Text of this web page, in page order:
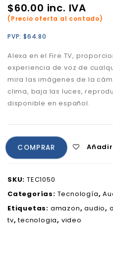
$60.00 inc. IVA
(Precio oferta al contado)
PVP: $64.80
Alexa en el Fire TV,
experiencia de voz de
mira las imágenes de la
clima, baja las luces,
disponible en español.
COMPRAR Añadir
SKU: TEC1050
Categorías: Tecnología,
Etiquetas: amazon,audio,
tv,tecnologia, video